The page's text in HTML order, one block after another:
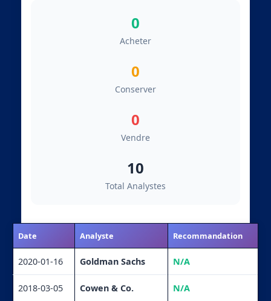
0
Acheter
0
Conserver
0
Vendre
10
Total Analystes
Date Analyste Recommandation
2020-01-16 Goldman Sachs N/A
2018-03-05 Cowen & Co. N/A